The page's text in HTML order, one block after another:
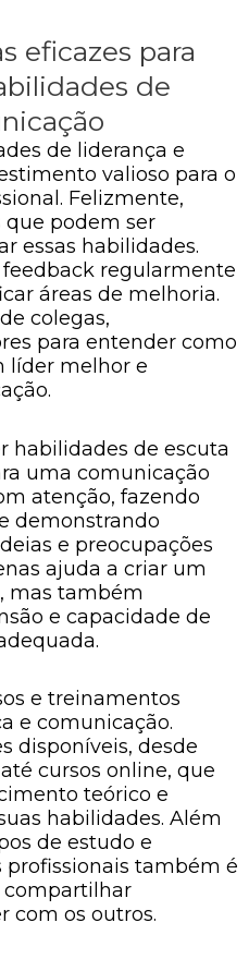
eficazes para
de
de liderança e
valioso para o
Felizmente,
que podem ser
essas habilidades.
regularmente
áreas de melhoria.
colegas,
para entender como
líder melhor e
habilidades de escuta
uma comunicação
atenção, fazendo
demonstrando
e preocupações
ajuda a criar um
mas também
e capacidade de
e treinamentos
e comunicação.
disponíveis, desde
cursos online, que
teórico e
habilidades. Além
de estudo e
também é
com os outros.